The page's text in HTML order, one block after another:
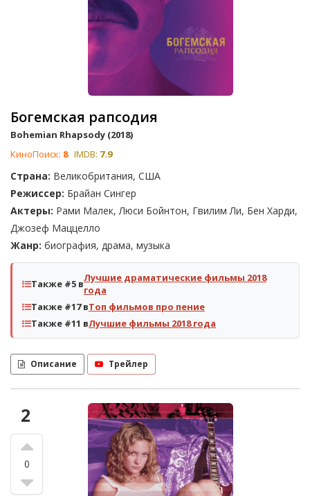
Богемская рапсодия
Bohemian Rhapsody (2018)
КиноПоиск: 8 IMDB: 7.9
Страна: Великобритания, США
Режиссер: Брайан Сингер
Актеры: Рами Малек, Люси Бойнтон, Гвилим Ли, Бен Харди,
Джозеф Маццелло
Жанр: биография, драма, музыка
Также #5 вЛучшие драматические фильмы 2018
года
Также #17 вТоп фильмов про пение
Также #11 вЛучшие фильмы 2018 года
Описание Трейлер
2
0